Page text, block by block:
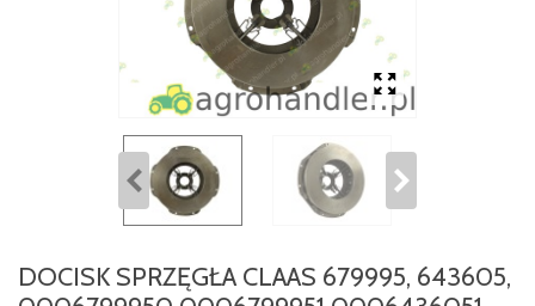
DOCISK SPRZĘGŁA CLAAS 679995, 643605,